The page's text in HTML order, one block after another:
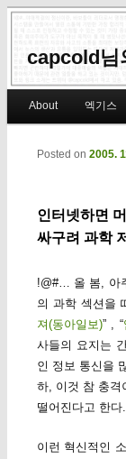
capcold님
Skip to primary
Skip to
About 엑기스
인터넷하면
싸구려 과학
Posted on 2005.
!@#… 올 봄, 아
의 과학 섹션을
져(동아일보)” , “
사들의 요지는
인 정보 통신을
하, 이것 참 충격
떨어진다고 한다.
이런 혁신적인